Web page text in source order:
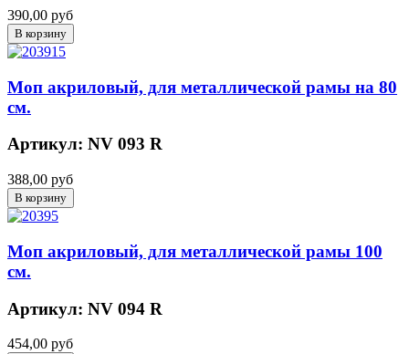
390,00 руб
Моп акриловый, для металлической рамы на 80
см.
Артикул: NV 093 R
388,00 руб
Моп акриловый, для металлической рамы 100
см.
Артикул: NV 094 R
454,00 руб